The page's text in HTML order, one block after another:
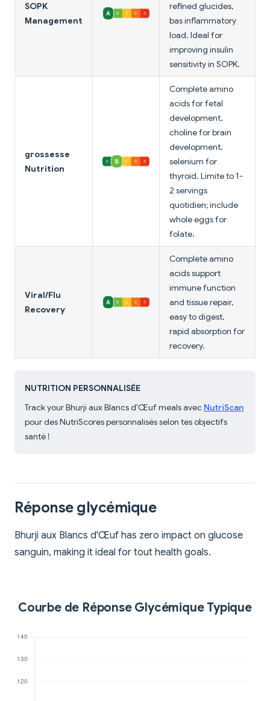
SOPK
Management
refined glucides,
bas inflammatory
load. Ideal for
improving insulin
sensitivity in SOPK.
grossesse
Nutrition
Complete amino
acids for fetal
development,
choline for brain
development,
selenium for
thyroid. Limite to 1-
2 servings
quotidien; include
whole eggs for
folate.
Viral/Flu
Recovery
Complete amino
acids support
immune function
and tissue repair,
easy to digest,
rapid absorption for
recovery.
NUTRITION PERSONNALISÉE
Track your Bhurji aux Blancs d'Œuf meals avec NutriScan
pour des NutriScores personnalisés selon tes objectifs
santé !
Réponse glycémique
Bhurji aux Blancs d'Œuf has zero impact on glucose
sanguin, making it ideal for tout health goals.
Courbe de Réponse Glycémique Typique